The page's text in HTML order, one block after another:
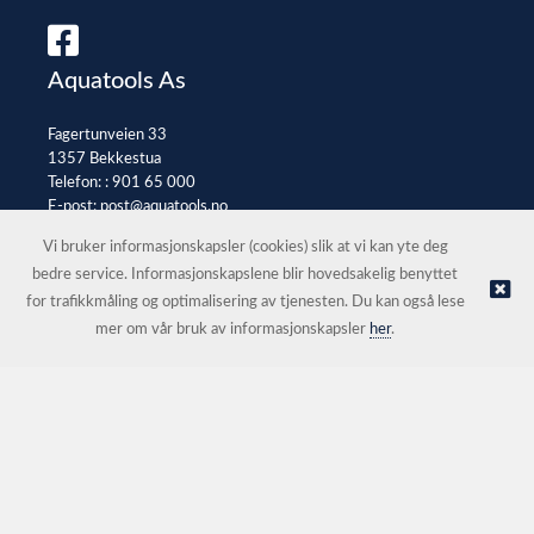
Aquatools As
Fagertunveien 33
1357 Bekkestua
Telefon: : 901 65 000
E-post:post@aquatools.no
© Aquatools As |Nettbutikk levert av Kréatif
Vi bruker informasjonskapsler (cookies) slik at vi kan yte deg
bedre service. Informasjonskapslene blir hovedsakelig benyttet
for trafikkmåling og optimalisering av tjenesten. Du kan også lese
mer om vår bruk av informasjonskapsler her.